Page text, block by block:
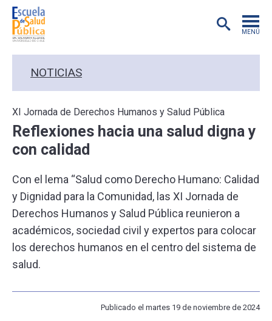
MENÚ
EXTENSIÓN
PREGRADO
PUBLICACIONES
ESCUELA
NOTICIAS
XI Jornada de Derechos Humanos y Salud Pública
Reflexiones hacia una salud digna y
con calidad
Con el lema “Salud como Derecho Humano: Calidad
y Dignidad para la Comunidad, las XI Jornada de
Derechos Humanos y Salud Pública reunieron a
académicos, sociedad civil y expertos para colocar
los derechos humanos en el centro del sistema de
salud.
Publicado el martes 19 de noviembre de 2024